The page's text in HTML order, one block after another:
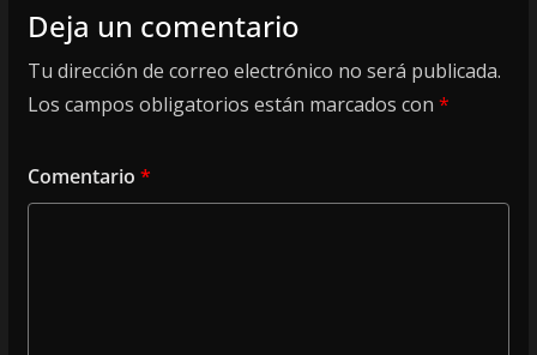
Deja un comentario
Tu dirección de correo electrónico no será publicada.
Los campos obligatorios están marcados con *
Comentario *